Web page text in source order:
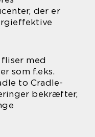
der er
med
som f.eks.
to Cradle-
bekræfter,